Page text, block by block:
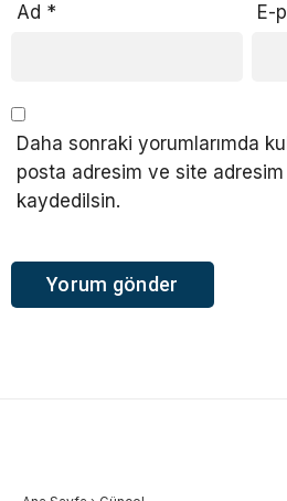
Ad * E-
Daha sonraki yorumlarımda
posta adresim ve site adresim
kaydedilsin.